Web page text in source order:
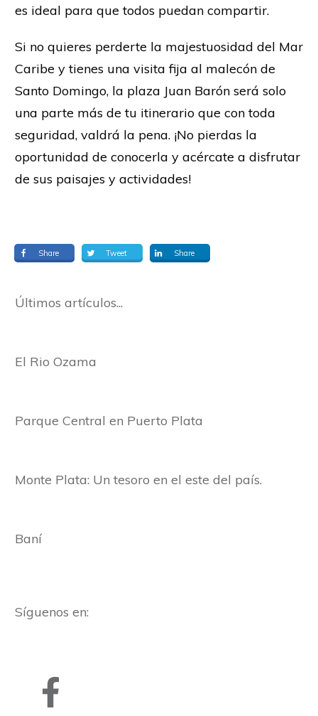
es ideal para que todos puedan compartir.
Si no quieres perderte la majestuosidad del Mar
Caribe y tienes una visita fija al malecón de
Santo Domingo, la plaza Juan Barón será solo
una parte más de tu itinerario que con toda
seguridad, valdrá la pena. ¡No pierdas la
oportunidad de conocerla y acércate a disfrutar
de sus paisajes y actividades!
Share Tweet Share
Últimos artículos...
El Rio Ozama
Parque Central en Puerto Plata
Monte Plata: Un tesoro en el este del país.
Baní
Síguenos en: